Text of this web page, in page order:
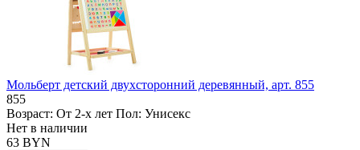
Мольберт детский двухсторонний деревянный, арт. 855
855
Возраст: От 2-х лет Пол: Унисекс
Нет в наличии
63 BYN